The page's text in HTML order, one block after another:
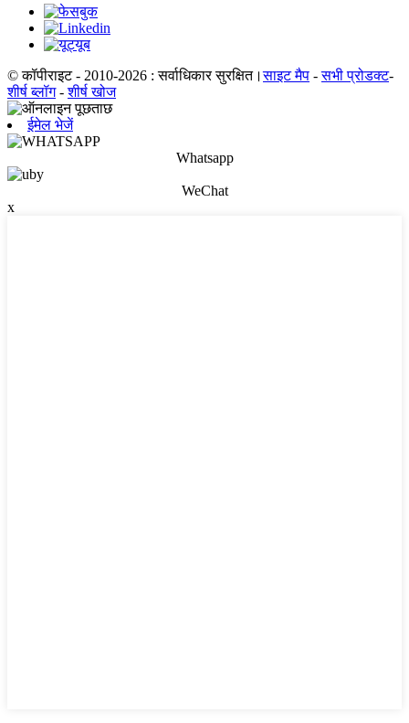
© कॉपीराइट - 2010-2026 : सर्वाधिकार सुरक्षित।साइट मैप -सभी प्रोडक्ट-
शीर्ष ब्लॉग-शीर्ष खोज
ईमेल भेजें
Whatsapp
WeChat
x